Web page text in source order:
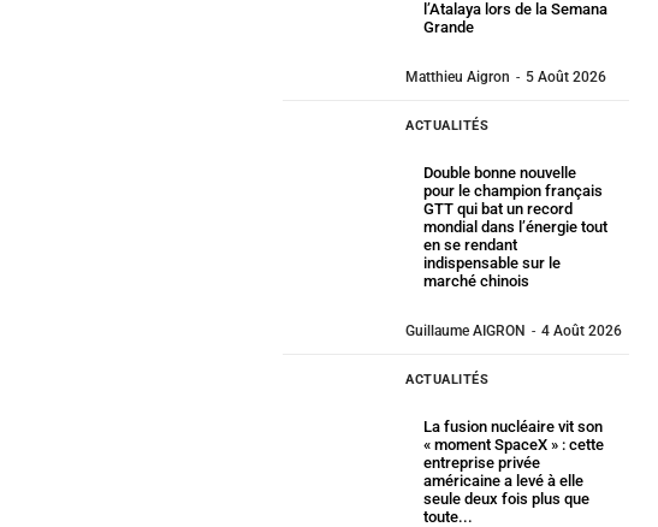
l’Atalaya lors de la Semana
Grande
Matthieu Aigron - 5 Août 2026
ACTUALITÉS
Double bonne nouvelle
pour le champion français
GTT qui bat un record
mondial dans l’énergie tout
en se rendant
indispensable sur le
marché chinois
Guillaume AIGRON - 4 Août 2026
ACTUALITÉS
La fusion nucléaire vit son
« moment SpaceX » : cette
entreprise privée
américaine a levé à elle
seule deux fois plus que
toute...